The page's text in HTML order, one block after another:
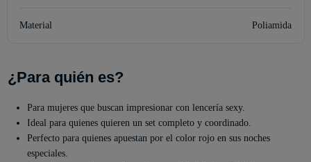
Material Poliamida
¿Para quién es?
Para mujeres que buscan impresionar con lencería sexy.
Ideal para quienes quieren un set completo y coordinado.
Perfecto para quienes apuestan por el color rojo en sus noches
especiales.